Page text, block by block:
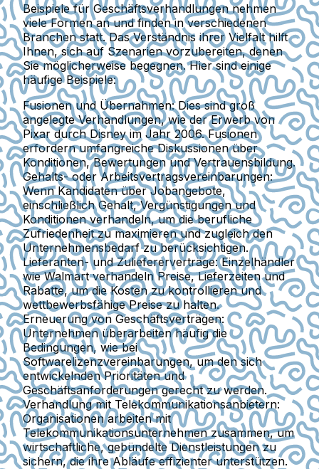
Beispiele für Geschäftsverhandlungen nehmen
viele Formen an und finden in verschiedenen
Branchen statt. Das Verständnis ihrer Vielfalt hilft
Ihnen, sich auf Szenarien vorzubereiten, denen
Sie möglicherweise begegnen. Hier sind einige
häufige Beispiele:
Fusionen und Übernahmen: Dies sind groß
angelegte Verhandlungen, wie der Erwerb von
Pixar durch Disney im Jahr 2006. Fusionen
erfordern umfangreiche Diskussionen über
Konditionen, Bewertungen und Vertrauensbildung.
Gehalts- oder Arbeitsvertragsvereinbarungen:
Wenn Kandidaten über Jobangebote,
einschließlich Gehalt, Vergünstigungen und
Konditionen verhandeln, um die berufliche
Zufriedenheit zu maximieren und zugleich den
Unternehmensbedarf zu berücksichtigen.
Lieferanten- und Zuliefererverträge: Einzelhändler
wie Walmart verhandeln Preise, Lieferzeiten und
Rabatte, um die Kosten zu kontrollieren und
wettbewerbsfähige Preise zu halten.
Erneuerung von Geschäftsverträgen:
Unternehmen überarbeiten häufig die
Bedingungen, wie bei
Softwarelizenzvereinbarungen, um den sich
entwickelnden Prioritäten und
Geschäftsanforderungen gerecht zu werden.
Verhandlung mit Telekommunikationsanbietern:
Organisationen arbeiten mit
Telekommunikationsunternehmen zusammen, um
wirtschaftliche, gebündelte Dienstleistungen zu
sichern, die ihre Abläufe effizienter unterstützen.